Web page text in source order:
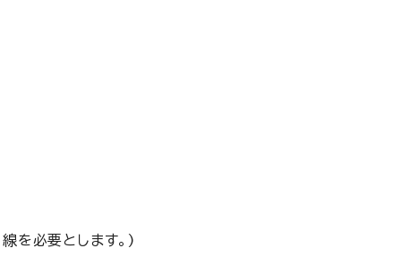
を必要とします。)